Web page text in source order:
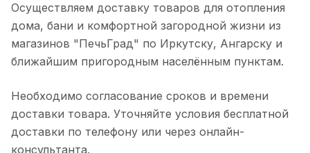
Осуществляем доставку товаров для отопления
дома, бани и комфортной загородной жизни из
магазинов "ПечьГрад" по Иркутску, Ангарску и
ближайшим пригородным населённым пунктам.
Необходимо согласование сроков и времени
доставки товара. Уточняйте условия бесплатной
доставки по телефону или через онлайн-
консультанта.